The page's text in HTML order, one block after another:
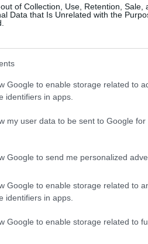
of Collection, Use, Retention, Sale,
Data that Is Unrelated with the
Google to enable storage related to
identifiers in apps.
my user data to be sent to Google
Google to send me personalized
Google to enable storage related to
identifiers in apps.
Google to enable storage related to